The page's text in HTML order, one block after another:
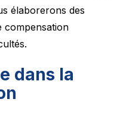
élaborerons des
compensation
dans la